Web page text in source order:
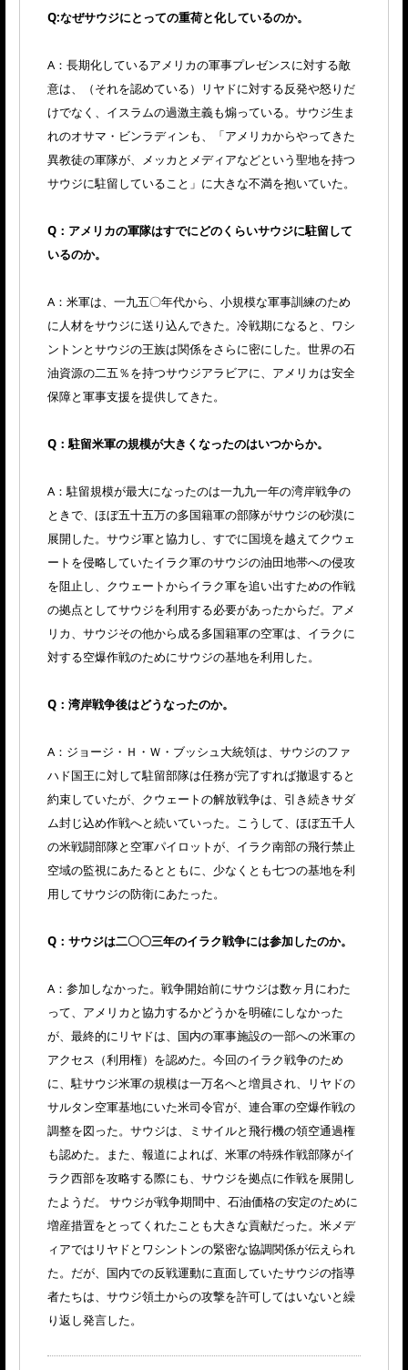
Q:なぜサウジにとっての重荷と化しているのか。
A：長期化しているアメリカの軍事プレゼンスに対する敵
意は、（それを認めている）リヤドに対する反発や怒りだ
けでなく、イスラムの過激主義も煽っている。サウジ生ま
れのオサマ・ビンラディンも、「アメリカからやってきた
異教徒の軍隊が、メッカとメディアなどという聖地を持つ
サウジに駐留していること」に大きな不満を抱いていた。
Q：アメリカの軍隊はすでにどのくらいサウジに駐留して
いるのか。
A：米軍は、一九五〇年代から、小規模な軍事訓練のため
に人材をサウジに送り込んできた。冷戦期になると、ワシ
ントンとサウジの王族は関係をさらに密にした。世界の石
油資源の二五％を持つサウジアラビアに、アメリカは安全
保障と軍事支援を提供してきた。
Q：駐留米軍の規模が大きくなったのはいつからか。
A：駐留規模が最大になったのは一九九一年の湾岸戦争の
ときで、ほぼ五十五万の多国籍軍の部隊がサウジの砂漠に
展開した。サウジ軍と協力し、すでに国境を越えてクウェ
ートを侵略していたイラク軍のサウジの油田地帯への侵攻
を阻止し、クウェートからイラク軍を追い出すための作戦
の拠点としてサウジを利用する必要があったからだ。アメ
リカ、サウジその他から成る多国籍軍の空軍は、イラクに
対する空爆作戦のためにサウジの基地を利用した。
Q：湾岸戦争後はどうなったのか。
A：ジョージ・Ｈ・Ｗ・ブッシュ大統領は、サウジのファ
ハド国王に対して駐留部隊は任務が完了すれば撤退すると
約束していたが、クウェートの解放戦争は、引き続きサダ
ム封じ込め作戦へと続いていった。こうして、ほぼ五千人
の米戦闘部隊と空軍パイロットが、イラク南部の飛行禁止
空域の監視にあたるとともに、少なくとも七つの基地を利
用してサウジの防衛にあたった。
Q：サウジは二〇〇三年のイラク戦争には参加したのか。
A：参加しなかった。戦争開始前にサウジは数ヶ月にわた
って、アメリカと協力するかどうかを明確にしなかった
が、最終的にリヤドは、国内の軍事施設の一部への米軍の
アクセス（利用権）を認めた。今回のイラク戦争のため
に、駐サウジ米軍の規模は一万名へと増員され、リヤドの
サルタン空軍基地にいた米司令官が、連合軍の空爆作戦の
調整を図った。サウジは、ミサイルと飛行機の領空通過権
も認めた。また、報道によれば、米軍の特殊作戦部隊がイ
ラク西部を攻略する際にも、サウジを拠点に作戦を展開し
たようだ。 サウジが戦争期間中、石油価格の安定のために
増産措置をとってくれたことも大きな貢献だった。米メデ
ィアではリヤドとワシントンの緊密な協調関係が伝えられ
た。だが、国内での反戦運動に直面していたサウジの指導
者たちは、サウジ領土からの攻撃を許可してはいないと繰
り返し発言した。